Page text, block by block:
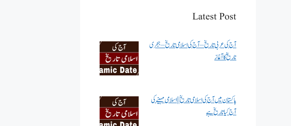
Latest Post
آج کی عربی تاریخ – آج کی اسلامی تاریخ – ہجری
تاریخ کا آغاز
پاکستان میں آج کی اسلامی تاریخ || اسلامی مہینے کی
آج کیا تاریخ ہے